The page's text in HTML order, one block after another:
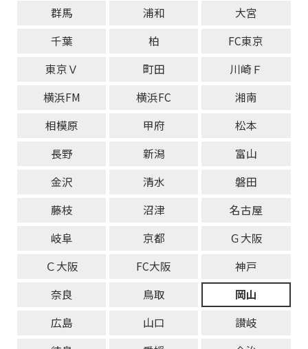
群馬
浦和
大宮
千葉
柏
FC東京
東京Ｖ
町田
川崎Ｆ
横浜FM
横浜FC
湘南
相模原
甲府
松本
長野
新潟
富山
金沢
清水
磐田
藤枝
沼津
名古屋
岐阜
京都
Ｇ大阪
Ｃ大阪
FC大阪
神戸
奈良
鳥取
岡山
広島
山口
讃岐